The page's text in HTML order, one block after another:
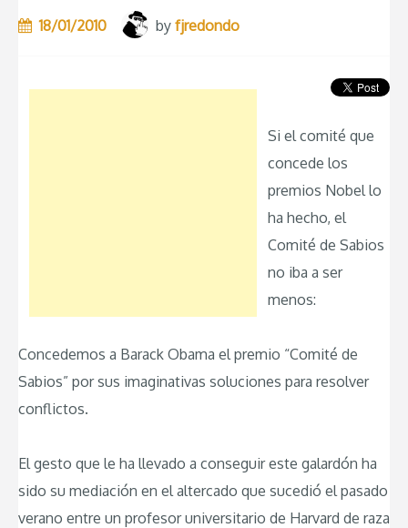
18/01/2010 by fjredondo
Si el comité que
concede los
premios Nobel lo
ha hecho, el
Comité de Sabios
no iba a ser
menos:
Concedemos a Barack Obama el premio “Comité de
Sabios” por sus imaginativas soluciones para resolver
conflictos.
El gesto que le ha llevado a conseguir este galardón ha
sido su mediación en el altercado que sucedió el pasado
verano entre un profesor universitario de Harvard de raza